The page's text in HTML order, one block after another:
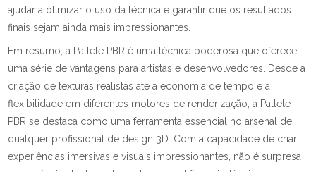
ajudar a otimizar o uso da técnica e garantir que os resultados
finais sejam ainda mais impressionantes.
Em resumo, a Pallete PBR é uma técnica poderosa que oferece
uma série de vantagens para artistas e desenvolvedores. Desde a
criação de texturas realistas até a economia de tempo e a
flexibilidade em diferentes motores de renderização, a Pallete
PBR se destaca como uma ferramenta essencial no arsenal de
qualquer profissional de design 3D. Com a capacidade de criar
experiências imersivas e visuais impressionantes, não é surpresa